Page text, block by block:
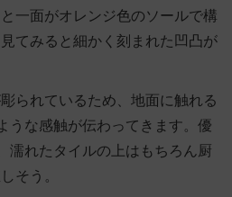
一面がオレンジ色のソールで構
てみると細かく刻まれた凹凸が
られているため、地面に触れる
うな感触が伝わってきます。優
濡れたタイルの上はもちろん厨
そう。